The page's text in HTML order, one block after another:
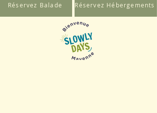
Réservez Balade Réservez Hébergements